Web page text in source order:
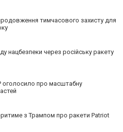
тимчасового захисту для
нацбезпеки через російську ракету
оголосило про масштабну
з Трампом про ракети Patriot